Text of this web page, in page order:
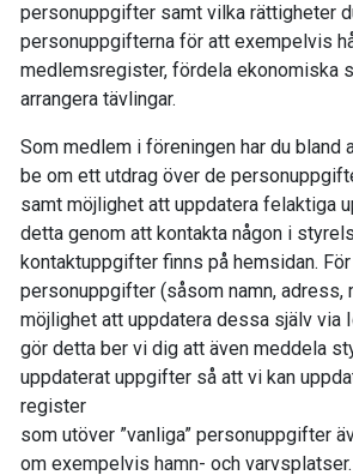
personuppgifter samt vilka rättigheter
personuppgifterna för att exempelvis
medlemsregister, fördela ekonomiska
arrangera tävlingar.
Som medlem i föreningen har du bland
be om ett utdrag över de
samt möjlighet att uppdatera felaktiga
detta genom att kontakta någon i
kontaktuppgifter finns på hemsidan. För
personuppgifter (såsom namn, adress,
möjlighet att uppdatera dessa själv via
gör detta ber vi dig att även meddela
uppdaterat uppgifter så att vi kan
register
som utöver ”vanliga” personuppgifter
om exempelvis hamn- och varvsplatser.